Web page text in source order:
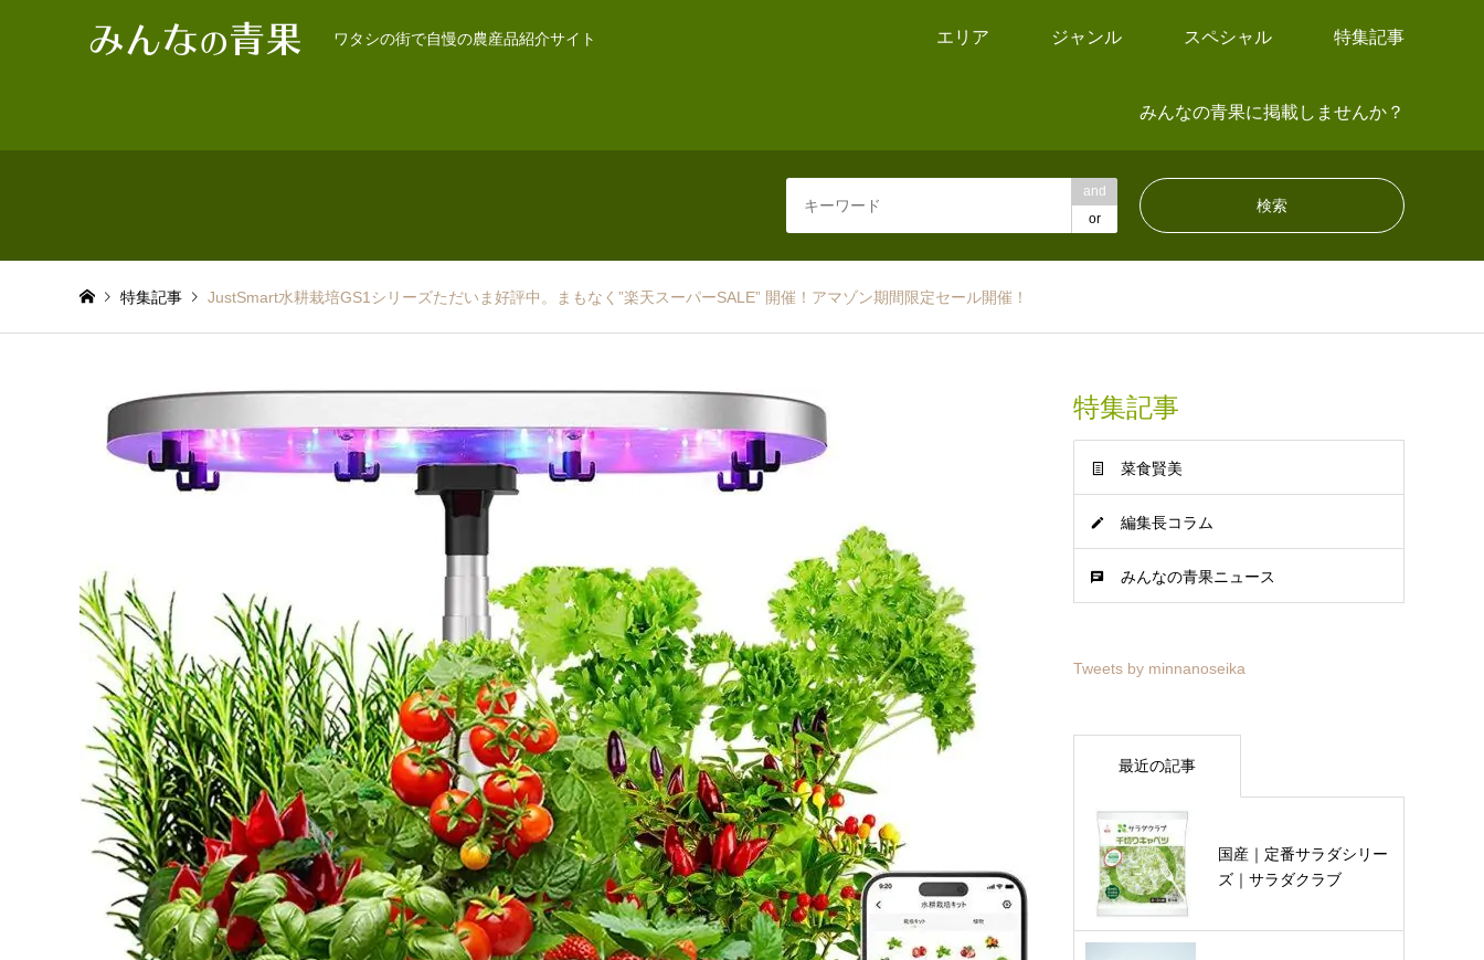
ワタシの街で自慢の農産品紹介サイト エリア ジャンル スペシャル 特集記事
みんなの青果に掲載しませんか？
and
or
特集記事 JustSmart水耕栽培GS1シリーズただいま好評中。まもなく”楽天スーパーSALE” 開催！アマゾン期間限定セール開催！
特集記事
菜食賢美
編集長コラム
みんなの青果ニュース
Tweets by minnanoseika
最近の記事
国産｜定番サラダシリー
ズ｜サラダクラブ